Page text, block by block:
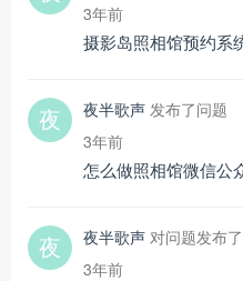
3年前
摄影岛照相馆预约系
夜半歌声 发布了问题
3年前
怎么做照相馆微信公
夜半歌声 对问题发布
3年前